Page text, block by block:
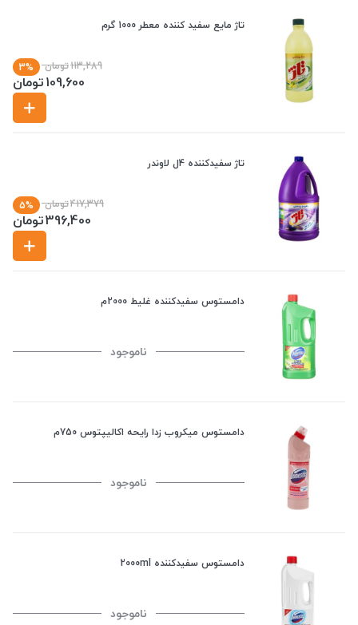
تاژ مایع سفید کننده معطر 1000 گرم
113,289تومان 3%
109,600تومان
تاژ سفیدکننده 4ل لاوندر
417,379تومان 5%
396,400تومان
دامستوس سفیدکننده غلیط 2000م
ناموجود
دامستوس میکروب زدا رایحه اکالیپتوس 750م
ناموجود
دامستوس سفیدکننده 2000ml
ناموجود